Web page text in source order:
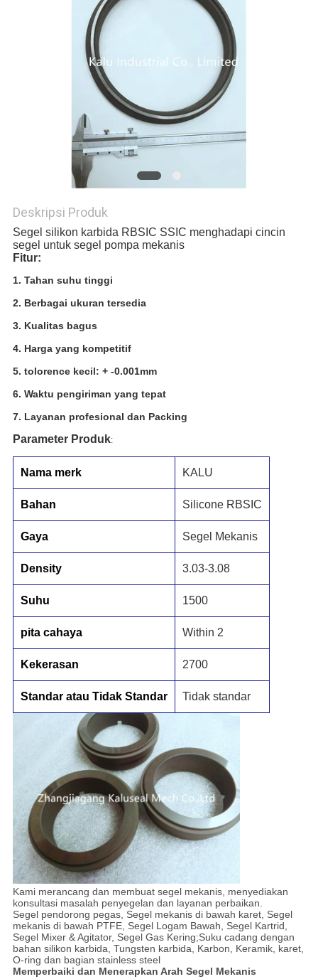
Deskripsi Produk
Segel silikon karbida RBSIC SSIC menghadapi cincin
segel untuk segel pompa mekanis
Fitur:
1. Tahan suhu tinggi
2. Berbagai ukuran tersedia
3. Kualitas bagus
4. Harga yang kompetitif
5. tolorence kecil: + -0.001mm
6. Waktu pengiriman yang tepat
7. Layanan profesional dan Packing
Parameter Produk:
Nama merk KALU
Bahan Silicone RBSIC
Gaya Segel Mekanis
Density 3.03-3.08
Suhu 1500
pita cahaya Within 2
Kekerasan 2700
Standar atau Tidak Standar Tidak standar
Kami merancang dan membuat segel mekanis, menyediakan
konsultasi masalah penyegelan dan layanan perbaikan.
Segel pendorong pegas, Segel mekanis di bawah karet, Segel
mekanis di bawah PTFE, Segel Logam Bawah, Segel Kartrid,
Segel Mixer & Agitator, Segel Gas Kering;Suku cadang dengan
bahan silikon karbida, Tungsten karbida, Karbon, Keramik, karet,
O-ring dan bagian stainless steel
Memperbaiki dan Menerapkan Arah Segel Mekanis